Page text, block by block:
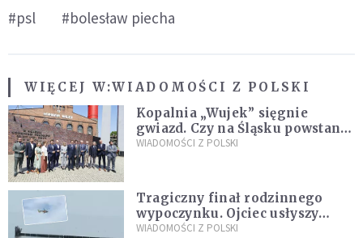
#psl #bolesław piecha
WIĘCEJ W:WIADOMOŚCI Z POLSKI
Kopalnia „Wujek” sięgnie
gwiazd. Czy na Śląsku powstanie
„Dolina Krzemowa”?
WIADOMOŚCI Z POLSKI
Tragiczny finał rodzinnego
wypoczynku. Ojciec usłyszy
zarzuty
WIADOMOŚCI Z POLSKI